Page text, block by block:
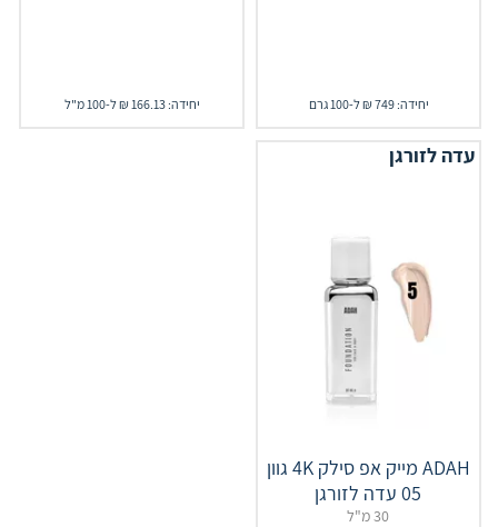
יחידה: 749 ₪ ל-100 גרם יחידה: 166.13 ₪ ל-100 מ"ל
עדה לזורגן
ADAH מייק אפ סילק 4K גוון
05 עדה לזורגן
30 מ"ל